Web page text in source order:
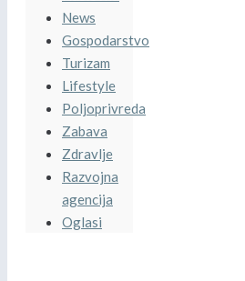
News
Gospodarstvo
Turizam
Lifestyle
Poljoprivreda
Zabava
Zdravlje
Razvojna
agencija
Oglasi